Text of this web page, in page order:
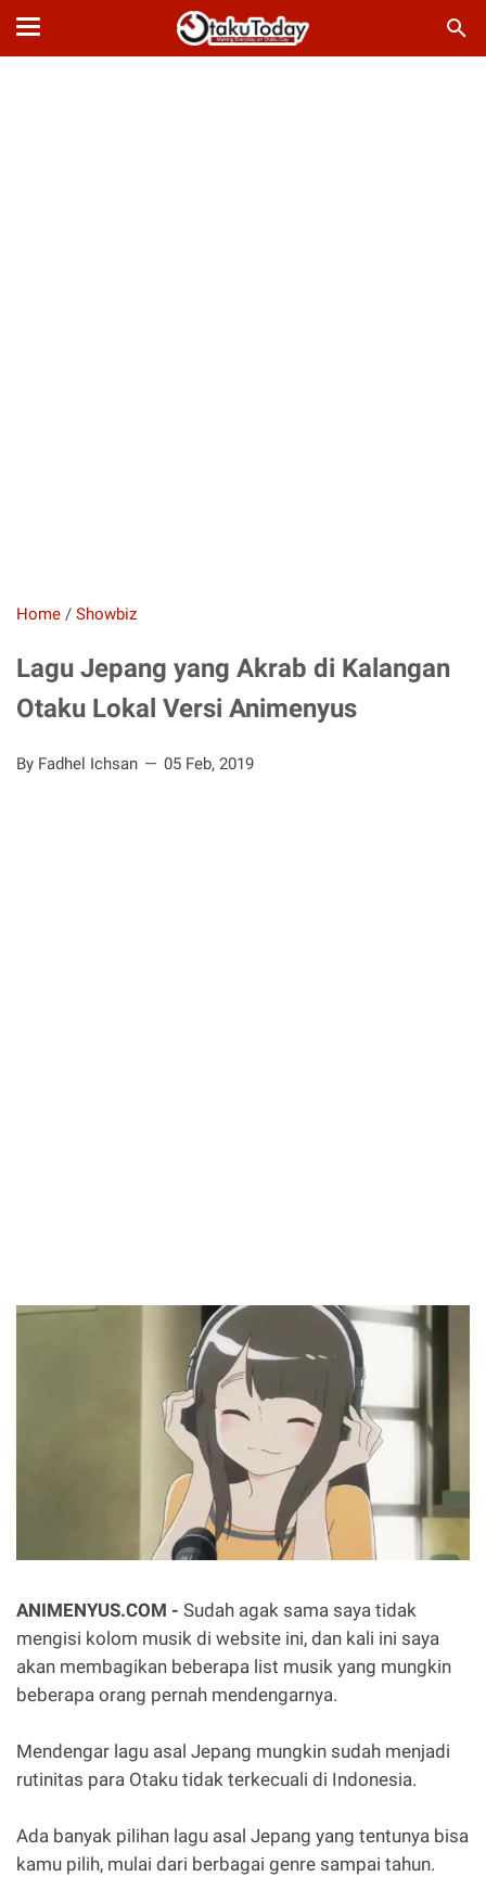
Home / Showbiz
Lagu Jepang yang Akrab di Kalangan
Otaku Lokal Versi Animenyus
By Fadhel Ichsan 05 Feb, 2019
ANIMENYUS.COM - Sudah agak sama saya tidak
mengisi kolom musik di website ini, dan kali ini saya
akan membagikan beberapa list musik yang mungkin
beberapa orang pernah mendengarnya.
Mendengar lagu asal Jepang mungkin sudah menjadi
rutinitas para Otaku tidak terkecuali di Indonesia.
Ada banyak pilihan lagu asal Jepang yang tentunya bisa
kamu pilih, mulai dari berbagai genre sampai tahun.